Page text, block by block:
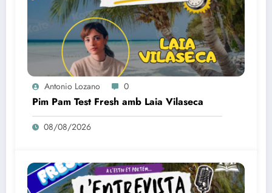
Antonio Lozano 0
Pim Pam Test Fresh amb Laia Vilaseca
08/08/2026